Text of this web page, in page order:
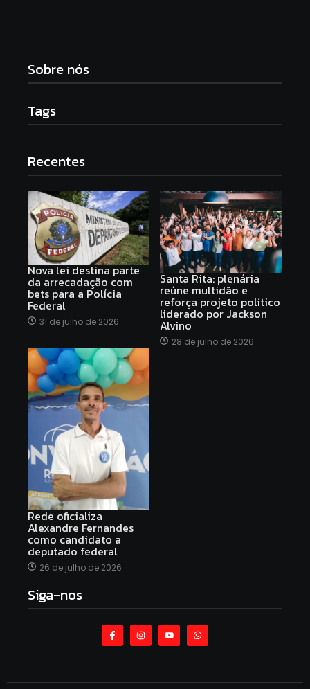
Sobre nós
Tags
Recentes
Nova lei destina parte
da arrecadação com
bets para a Polícia
Federal
31 de julho de 2026
Santa Rita: plenária
reúne multidão e
reforça projeto político
liderado por Jackson
Alvino
28 de julho de 2026
Rede oficializa
Alexandre Fernandes
como candidato a
deputado federal
26 de julho de 2026
Siga-nos